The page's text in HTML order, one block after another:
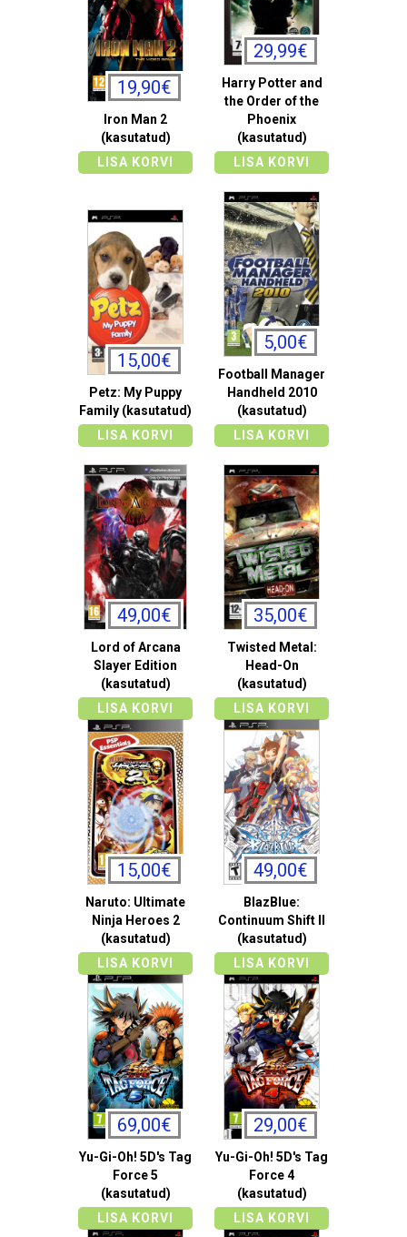
19,90€
Iron Man 2
(kasutatud)
LISA KORVI
29,99€
Harry Potter and
the Order of the
Phoenix
(kasutatud)
LISA KORVI
15,00€
Petz: My Puppy
Family (kasutatud)
LISA KORVI
5,00€
Football Manager
Handheld 2010
(kasutatud)
LISA KORVI
49,00€
Lord of Arcana
Slayer Edition
(kasutatud)
LISA KORVI
35,00€
Twisted Metal:
Head-On
(kasutatud)
LISA KORVI
15,00€
Naruto: Ultimate
Ninja Heroes 2
(kasutatud)
LISA KORVI
49,00€
BlazBlue:
Continuum Shift II
(kasutatud)
LISA KORVI
69,00€
Yu-Gi-Oh! 5D's Tag
Force 5
(kasutatud)
LISA KORVI
29,00€
Yu-Gi-Oh! 5D's Tag
Force 4
(kasutatud)
LISA KORVI